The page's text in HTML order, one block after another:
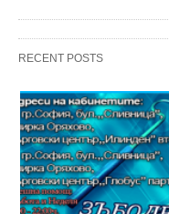
RECENT POSTS